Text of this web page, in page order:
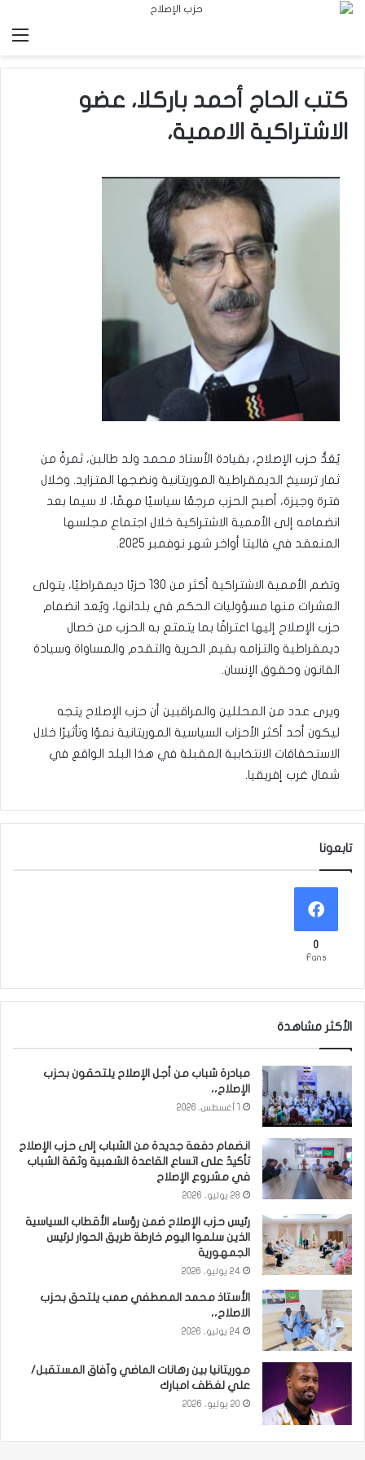
كتب الحاج أحمد باركلا، عضو
الاشتراكية الاممية،
يُعَدُّ حزب الإصلاح، بقيادة الأستاذ محمد ولد طالبن، ثمرةً من
ثمار ترسيخ الديمقراطية الموريتانية ونضجها المتزايد. وخلال
فترة وجيزة، أصبح الحزب مرجعًا سياسيًا مهمًا، لا سيما بعد
انضمامه إلى الأممية الاشتراكية خلال اجتماع مجلسها
المنعقد في فاليتا أواخر شهر نوفمبر 2025.
وتضم الأممية الاشتراكية أكثر من 130 حزبًا ديمقراطيًا، يتولى
العشرات منها مسؤوليات الحكم في بلدانها، ويُعد انضمام
حزب الإصلاح إليها اعترافًا بما يتمتع به الحزب من خصال
ديمقراطية والتزامه بقيم الحرية والتقدم والمساواة وسيادة
القانون وحقوق الإنسان.
ويرى عدد من المحللين والمراقبين أن حزب الإصلاح يتجه
ليكون أحد أكثر الأحزاب السياسية الموريتانية نموًا وتأثيرًا خلال
الاستحقاقات الانتخابية المقبلة في هذا البلد الواقع في
شمال غرب إفريقيا.
تابعونا
0
Fans
الأكثر مشاهدة
مبادرة شباب من أجل الإصلاح يلتحقون بحزب
الإصلاح،،
انضمام دفعة جديدة من الشباب إلى حزب الإصلاح
تأكيدٌ على اتساع القاعدة الشعبية وثقة الشباب
في مشروع الإصلاح
28 يوليو، 2026
رئيس حزب الإصلاح ضمن رؤساء الأقطاب السياسية
الذين سلموا اليوم خارطة طريق الحوار لرئيس
الجمهورية
24 يوليو، 2026
الأستاذ محمد المصطفي صمب يلتحق بحزب
الاصلاح،،
24 يوليو، 2026
موريتانيا بين رهانات الماضي وآفاق المستقبل/
علي لغظف امبارك
20 يوليو، 2026